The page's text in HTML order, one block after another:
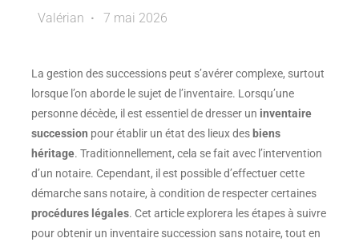
Valérian 7 mai 2026
La gestion des successions peut s’avérer complexe, surtout
lorsque l’on aborde le sujet de l’inventaire. Lorsqu’une
personne décède, il est essentiel de dresser un inventaire
succession pour établir un état des lieux desbiens
héritage. Traditionnellement, cela se fait avec l’intervention
d’un notaire. Cependant, il est possible d’effectuer cette
démarche sans notaire, à condition de respecter certaines
procédures légales. Cet article explorera les étapes à suivre
pour obtenir un inventaire succession sans notaire, tout en